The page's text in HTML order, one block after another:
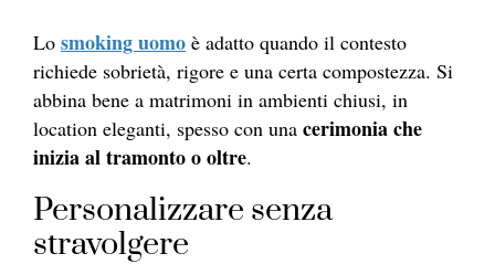
Lo smoking uomo è adatto quando il contesto
richiede sobrietà, rigore e una certa compostezza. Si
abbina bene a matrimoni in ambienti chiusi, in
location eleganti, spesso con una cerimonia che
inizia al tramonto o oltre.
Personalizzare senza
stravolgere